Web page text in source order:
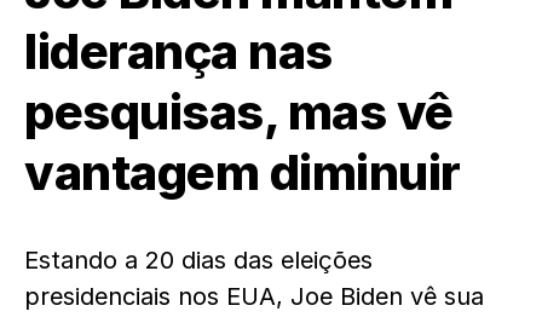
liderança nas
pesquisas, mas vê
vantagem diminuir
Estando a 20 dias das eleições
presidenciais nos EUA, Joe Biden vê sua